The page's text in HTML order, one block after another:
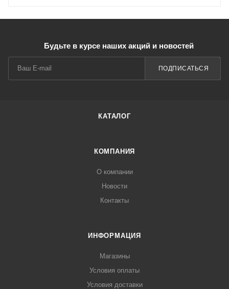
Будьте в курсе наших акций и новостей
ПОДПИСАТЬСЯ
КАТАЛОГ
КОМПАНИЯ
О компании
Новости
Контакты
ИНФОРМАЦИЯ
Магазины
Условия оплаты
Условия доставки